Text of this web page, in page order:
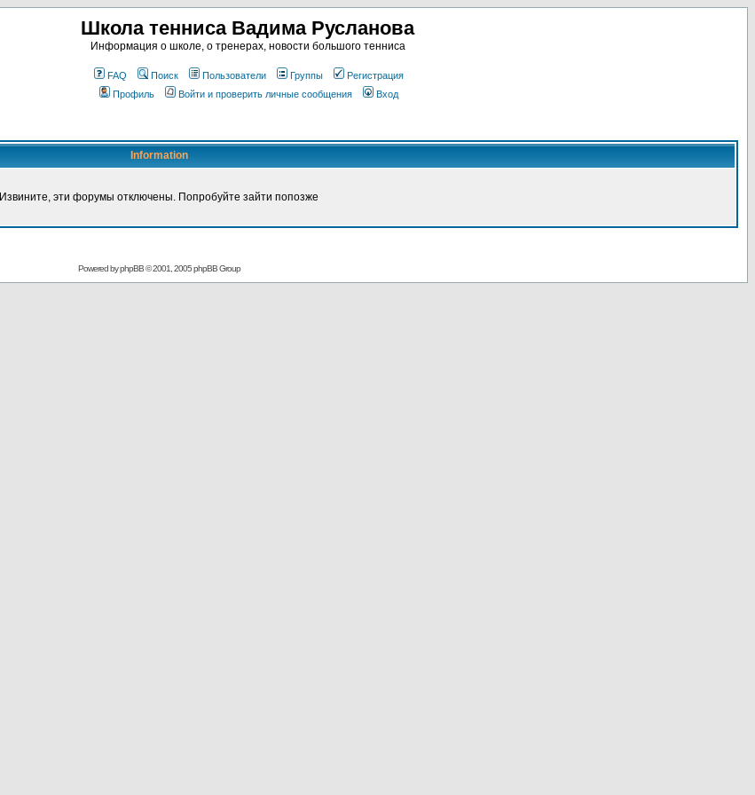
Школа тенниса Вадима Русланова
Информация о школе, о тренерах, новости большого тенниса
FAQ Поиск Пользователи Группы
Регистрация
Профиль
Войти и проверить личные сообщения Вход
Information
Извините, эти форумы отключены. Попробуйте зайти попозже
Powered byphpBB© 2001, 2005 phpBB Group